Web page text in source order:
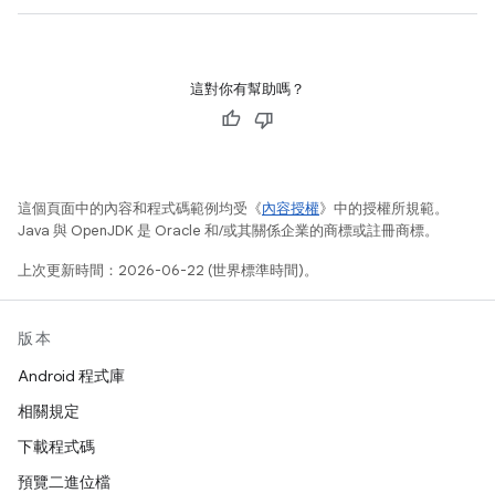
這對你有幫助嗎？
這個頁面中的內容和程式碼範例均受《內容授權》中的授權所規範。
Java 與 OpenJDK 是 Oracle 和/或其關係企業的商標或註冊商標。
上次更新時間：2026-06-22 (世界標準時間)。
版本
Android 程式庫
相關規定
下載程式碼
預覽二進位檔